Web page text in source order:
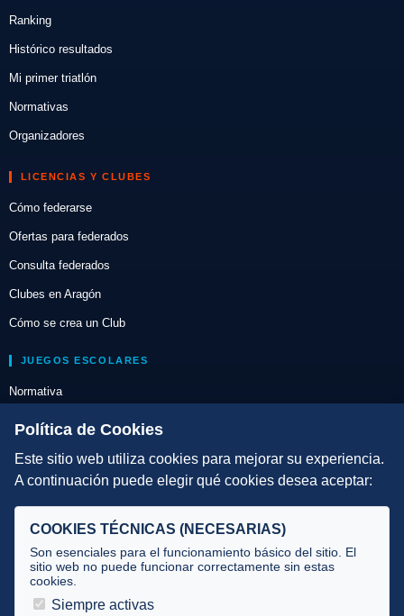
Ranking
Histórico resultados
Mi primer triatlón
Normativas
Organizadores
LICENCIAS Y CLUBES
Cómo federarse
Ofertas para federados
Consulta federados
Clubes en Aragón
Cómo se crea un Club
JUEGOS ESCOLARES
Normativa
Escuelas de Triatlón
DIRECCIÓN TÉCNICA
Selecciones
Tecnificación
JUECES Y OFICIALES
Política de Cookies
Este sitio web utiliza cookies para mejorar su experiencia.
A continuación puede elegir qué cookies desea aceptar:
COOKIES TÉCNICAS (NECESARIAS)
Son esenciales para el funcionamiento básico del sitio. El
sitio web no puede funcionar correctamente sin estas
cookies.
Siempre activas